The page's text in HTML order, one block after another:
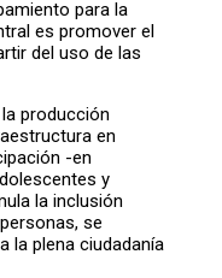
para la
es promover el
del uso de las
producción
en
-en
y
la inclusión
se
la plena ciudadanía